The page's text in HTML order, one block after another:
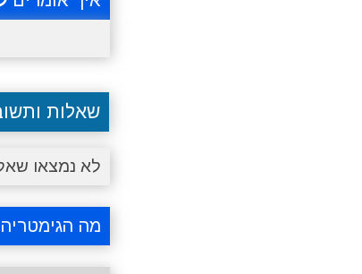
שאלות
לא נמצאו
מה